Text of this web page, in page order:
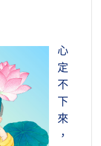
心
定
不
下
來
，